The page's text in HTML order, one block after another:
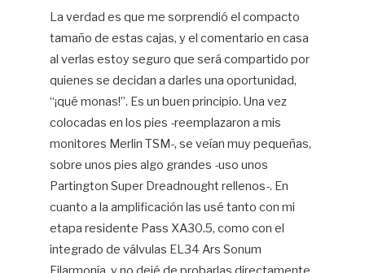
La verdad es que me sorprendió el compacto
tamaño de estas cajas, y el comentario en casa
al verlas estoy seguro que será compartido por
quienes se decidan a darles una oportunidad,
“¡qué monas!”. Es un buen principio. Una vez
colocadas en los pies -reemplazaron a mis
monitores Merlin TSM-, se veían muy pequeñas,
sobre unos pies algo grandes -uso unos
Partington Super Dreadnought rellenos-. En
cuanto a la amplificación las usé tanto con mi
etapa residente Pass XA30.5, como con el
integrado de válvulas EL34 Ars Sonum